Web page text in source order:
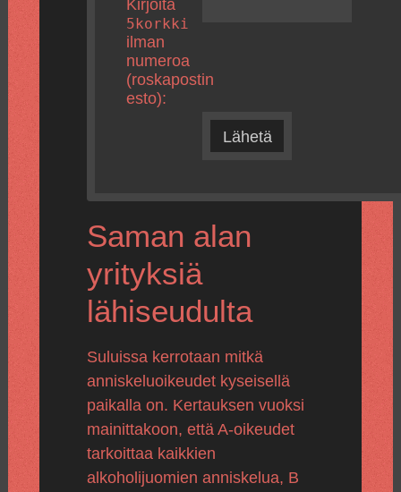
Kirjoita
5korkki
ilman
numeroa
(roskapostin
esto):
Lähetä
Saman alan
yrityksiä
lähiseudulta
Suluissa kerrotaan mitkä
anniskeluoikeudet kyseisellä
paikalla on. Kertauksen vuoksi
mainittakoon, että A-oikeudet
tarkoittaa kaikkien
alkoholijuomien anniskelua, B